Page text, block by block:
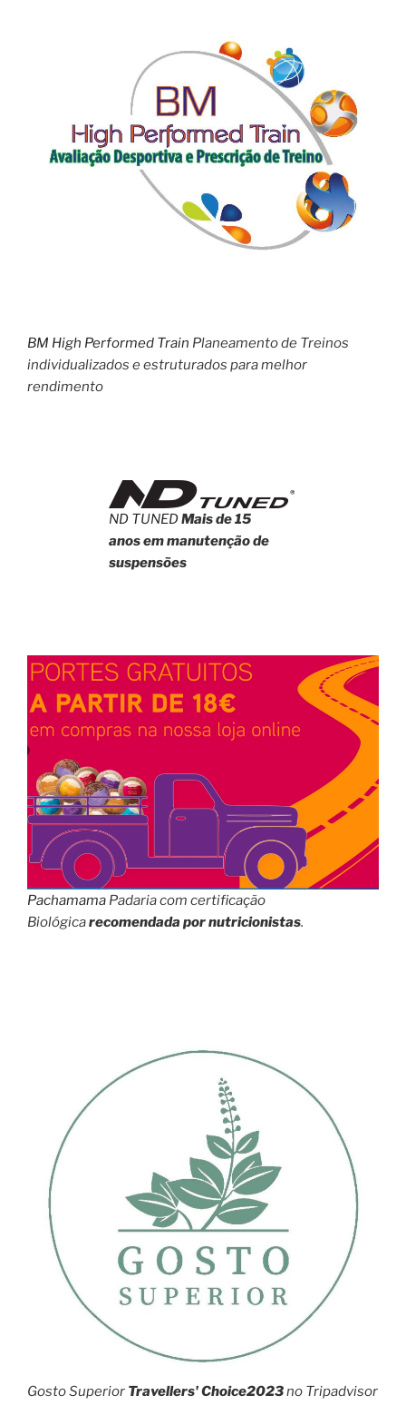
BM High Performed Train Planeamento de Treinos
individualizados e estruturados para melhor
rendimento
ND TUNEDMais de 15
anos em manutenção de
suspensões
Pachamama Padaria com certificação
Biológicarecomendada por nutricionistas.
Gosto Superior Travellers' Choice2023no Tripadvisor